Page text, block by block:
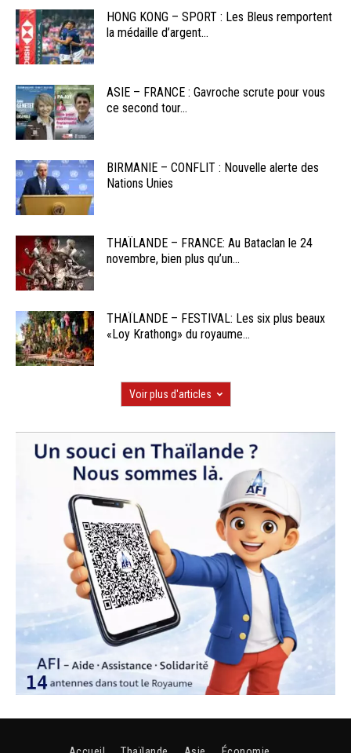
HONG KONG – SPORT : Les Bleus remportent
la médaille d’argent...
ASIE – FRANCE : Gavroche scrute pour vous
ce second tour...
BIRMANIE – CONFLIT : Nouvelle alerte des
Nations Unies
THAÏLANDE – FRANCE: Au Bataclan le 24
novembre, bien plus qu’un...
THAÏLANDE – FESTIVAL: Les six plus beaux
«Loy Krathong» du royaume...
Voir plus d'articles